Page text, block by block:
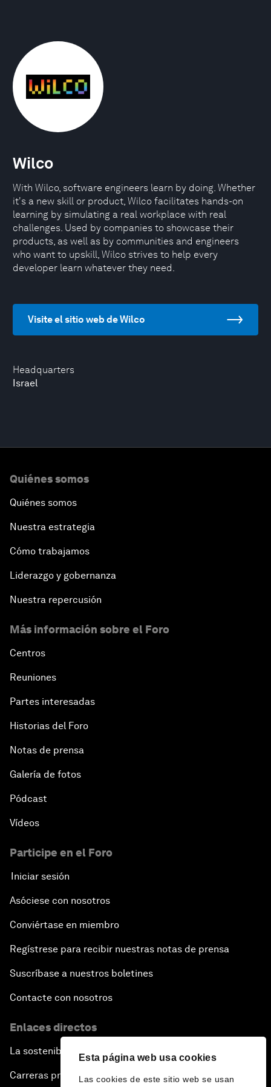
Esta página web usa cookies
Las cookies de este sitio web se usan
Headquarters
Israel
Wilco
With Wilco, software engineers learn by doing. Whether
it's a new skill or product, Wilco facilitates hands-on
learning by simulating a real workplace with real
challenges. Used by companies to showcase their
products, as well as by communities and engineers
who want to upskill, Wilco strives to help every
developer learn whatever they need.
Visite el sitio web de Wilco
Quiénes somos
Quiénes somos
Nuestra estrategia
Cómo trabajamos
Liderazgo y gobernanza
Nuestra repercusión
Más información sobre el Foro
Centros
Reuniones
Partes interesadas
Historias del Foro
Notas de prensa
Galería de fotos
Pódcast
Vídeos
Participe en el Foro
Iniciar sesión
Asóciese con nosotros
Conviértase en miembro
Regístrese para recibir nuestras notas de prensa
Suscríbase a nuestros boletines
Contacte con nosotros
Enlaces directos
La sostenibilidad en el Foro
Carreras profesionales